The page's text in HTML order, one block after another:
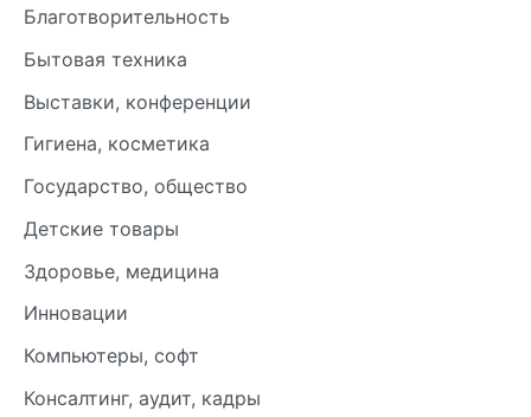
Благотворительность
Бытовая техника
Выставки, конференции
Гигиена, косметика
Государство, общество
Детские товары
Здоровье, медицина
Инновации
Компьютеры, софт
Консалтинг, аудит, кадры